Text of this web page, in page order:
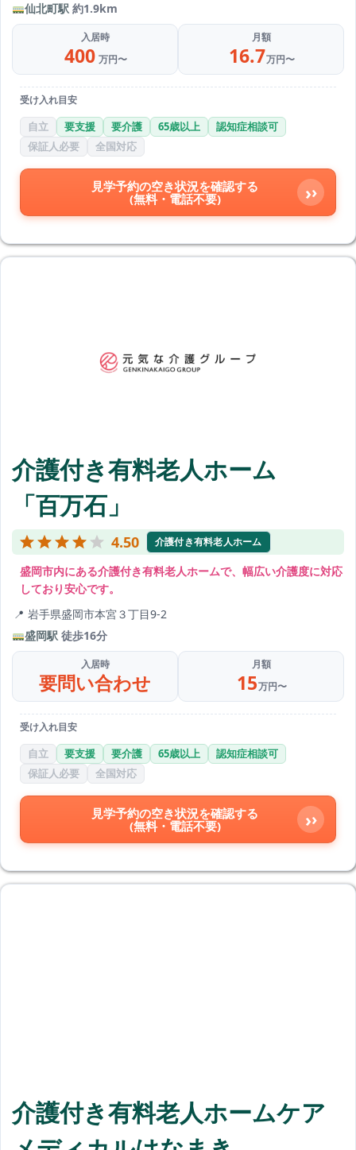
仙北町駅 約1.9km
入居時
400 万円〜
月額
16.7万円〜
受け入れ目安
自立 要支援 要介護 65歳以上
認知症相談可
保証人必要
全国対応
見学予約の空き状況を確認する
(無料・電話不要)
›
介護付き有料老人ホーム
「百万石」
4.50 介護付き有料老人ホーム
盛岡市内にある介護付き有料老人ホームで、幅広い介護度に対応
しており安心です。
岩手県盛岡市本宮３丁目9-2
盛岡駅 徒歩16分
入居時
要問い合わせ
月額
15万円〜
受け入れ目安
自立 要支援 要介護 65歳以上
認知症相談可
保証人必要
全国対応
見学予約の空き状況を確認する
(無料・電話不要)
›
介護付き有料老人ホームケア